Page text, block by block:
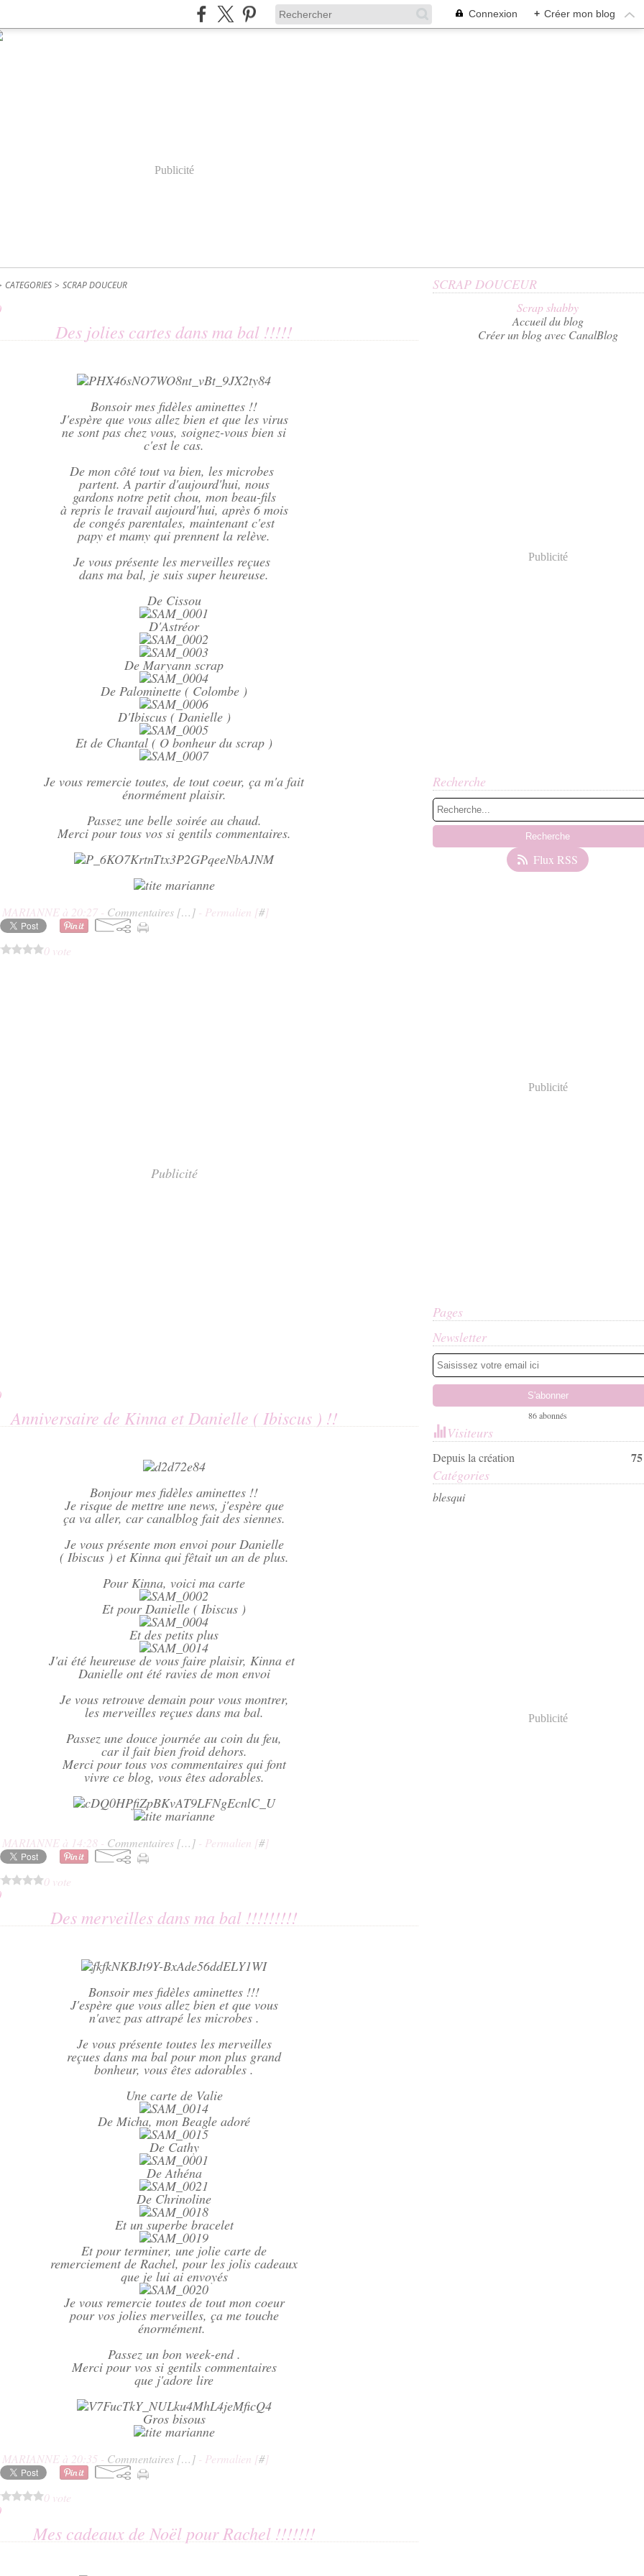
Connexion + Créer mon blog
Publicité
CATEGORIES > SCRAP DOUCEUR
Des jolies cartes dans ma bal !!!!!
Bonsoir mes fidèles aminettes !!
J'espère que vous allez bien et que les virus
ne sont pas chez vous, soignez-vous bien si
c'est le cas.
De mon côté tout va bien, les microbes
partent. A partir d'aujourd'hui, nous
gardons notre petit chou, mon beau-fils
à repris le travail aujourd'hui, après 6 mois
de congés parentales, maintenant c'est
papy et mamy qui prennent la relève.
Je vous présente les merveilles reçues
dans ma bal, je suis super heureuse.
De Cissou
D'Astréor
De Maryann scrap
De Palominette ( Colombe )
D'Ibiscus ( Danielle )
Et de Chantal ( O bonheur du scrap )
Je vous remercie toutes, de tout coeur, ça m'a fait
énormément plaisir.
Passez une belle soirée au chaud.
Merci pour tous vos si gentils commentaires.
MARIANNE à 20:27 - Commentaires [… ] - Permalien [#]
0 vote
Publicité
Anniversaire de Kinna et Danielle ( Ibiscus ) !!
Bonjour mes fidèles aminettes !!
Je risque de mettre une news, j'espère que
ça va aller, car canalblog fait des siennes.
Je vous présente mon envoi pour Danielle
( Ibiscus ) et Kinna qui fêtait un an de plus.
Pour Kinna, voici ma carte
Et pour Danielle ( Ibiscus )
Et des petits plus
J'ai été heureuse de vous faire plaisir, Kinna et
Danielle ont été ravies de mon envoi
Je vous retrouve demain pour vous montrer,
les merveilles reçues dans ma bal.
Passez une douce journée au coin du feu,
car il fait bien froid dehors.
Merci pour tous vos commentaires qui font
vivre ce blog, vous êtes adorables.
MARIANNE à 14:28 - Commentaires [… ] - Permalien [#]
0 vote
Des merveilles dans ma bal !!!!!!!!!
Bonsoir mes fidèles aminettes !!!
J'espère que vous allez bien et que vous
n'avez pas attrapé les microbes .
Je vous présente toutes les merveilles
reçues dans ma bal pour mon plus grand
bonheur, vous êtes adorables .
Une carte de Valie
De Micha, mon Beagle adoré
De Cathy
De Athéna
De Chrinoline
Et un superbe bracelet
Et pour terminer, une jolie carte de
remerciement de Rachel, pour les jolis cadeaux
que je lui ai envoyés
Je vous remercie toutes de tout mon coeur
pour vos jolies merveilles, ça me touche
énormément.
Passez un bon week-end .
Merci pour vos si gentils commentaires
que j'adore lire
Gros bisous
MARIANNE à 20:35 - Commentaires [… ] - Permalien [#]
0 vote
Mes cadeaux de Noël pour Rachel !!!!!!!
SCRAP DOUCEUR
Scrap shabby
Accueil du blog
Créer un blog avec CanalBlog
Publicité
Recherche
Flux RSS
Publicité
Pages
Newsletter
86 abonnés
Visiteurs
Depuis la création
Catégories
blesqui
Publicité